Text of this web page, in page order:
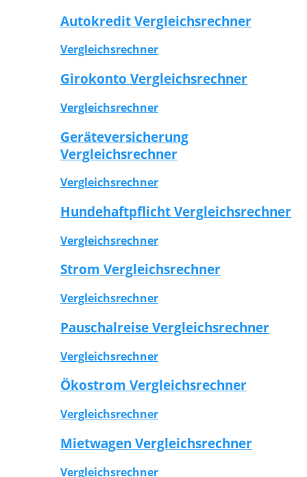
Autokredit Vergleichsrechner
Vergleichsrechner
Girokonto Vergleichsrechner
Vergleichsrechner
Geräteversicherung
Vergleichsrechner
Vergleichsrechner
Hundehaftpflicht Vergleichsrechner
Vergleichsrechner
Strom Vergleichsrechner
Vergleichsrechner
Pauschalreise Vergleichsrechner
Vergleichsrechner
Ökostrom Vergleichsrechner
Vergleichsrechner
Mietwagen Vergleichsrechner
Vergleichsrechner